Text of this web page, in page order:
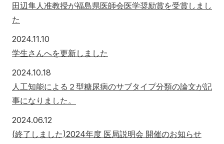
田辺隼人准教授が福島県医師会医学奨励賞を受賞しまし
た
2024.11.10
学生さんへを更新しました
2024.10.18
人工知能による２型糖尿病のサブタイプ分類の論文が記
事になりました。
2024.06.12
(終了しました)2024年度 医局説明会 開催のお知らせ